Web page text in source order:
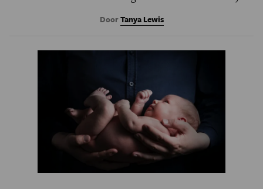
DoorTanya Lewis